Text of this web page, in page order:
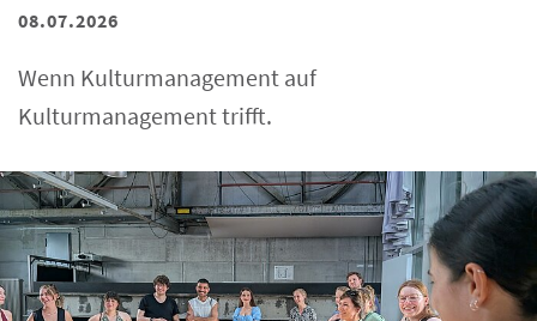
08.07.2026
Wenn Kulturmanagement auf
Kulturmanagement trifft.